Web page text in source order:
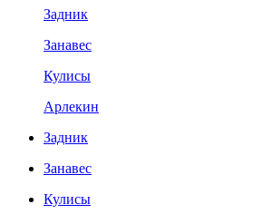
Задник
Занавес
Кулисы
Арлекин
Задник
Занавес
Кулисы